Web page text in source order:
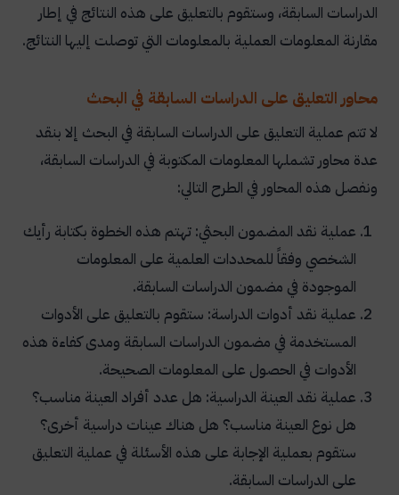
الدراسات السابقة، وستقوم بالتعليق على هذه النتائج في إطار
مقارنة المعلومات العملية بالمعلومات التي توصلت إليها النتائج.
محاور التعليق على الدراسات السابقة في البحث
لا تتم عملية التعليق على الدراسات السابقة في البحث إلا بنقد
عدة محاور تشملها المعلومات المكتوبة في الدراسات السابقة،
ونفصل هذه المحاور في الطرح التالي:
عملية نقد المضمون البحثي: تهتم هذه الخطوة بكتابة رأيك
الشخصي وفقاً للمحددات العلمية على المعلومات
الموجودة في مضمون الدراسات السابقة.
عملية نقد أدوات الدراسة: ستقوم بالتعليق على الأدوات
المستخدمة في مضمون الدراسات السابقة ومدى كفاءة هذه
الأدوات في الحصول على المعلومات الصحيحة.
عملية نقد العينة الدراسية: هل عدد أفراد العينة مناسب؟
هل نوع العينة مناسب؟ هل هناك عينات دراسية أخرى؟
ستقوم بعملية الإجابة على هذه الأسئلة في عملية التعليق
على الدراسات السابقة.